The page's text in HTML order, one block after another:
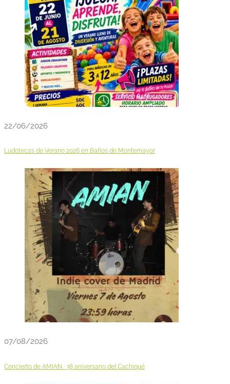
22/06/2026
Ludotecas de Verano 2026 en Baños de Montemayor
07/08/2026
Concierto de AMIAN · 38 aniversario del Cachiqué